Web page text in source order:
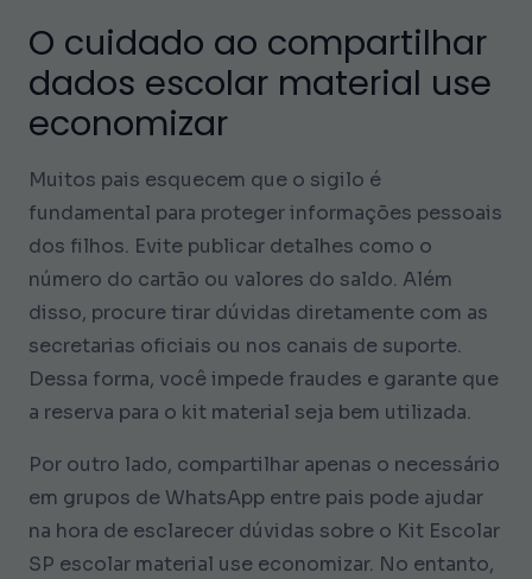
O cuidado ao compartilhar
dados escolar material use
economizar
Muitos pais esquecem que o sigilo é
fundamental para proteger informações pessoais
dos filhos. Evite publicar detalhes como o
número do cartão ou valores do saldo. Além
disso, procure tirar dúvidas diretamente com as
secretarias oficiais ou nos canais de suporte.
Dessa forma, você impede fraudes e garante que
a reserva para o kit material seja bem utilizada.
Por outro lado, compartilhar apenas o necessário
em grupos de WhatsApp entre pais pode ajudar
na hora de esclarecer dúvidas sobre o Kit Escolar
SP escolar material use economizar. No entanto,